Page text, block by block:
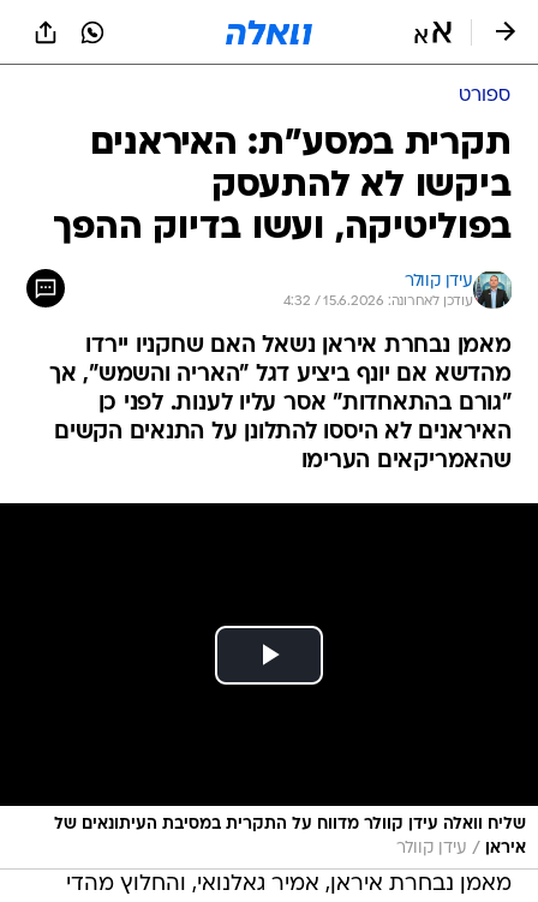
ספורט
תקרית במסע"ת: האיראנים
ביקשו לא להתעסק
בפוליטיקה, ועשו בדיוק ההפך
עידן קוולר
עודכן לאחרונה: 15.6.2026 / 4:32
מאמן נבחרת איראן נשאל האם שחקניו יירדו
מהדשא אם יונף ביציע דגל "האריה והשמש", אך
"גורם בהתאחדות" אסר עליו לענות. לפני כן
האיראנים לא היססו להתלונן על התנאים הקשים
שהאמריקאים הערימו
שליח וואלה עידן קוולר מדווח על התקרית במסיבת העיתונאים של
איראן
/ עידן קוולר
מאמן נבחרת איראן, אמיר גאלנואי, והחלוץ מהדי